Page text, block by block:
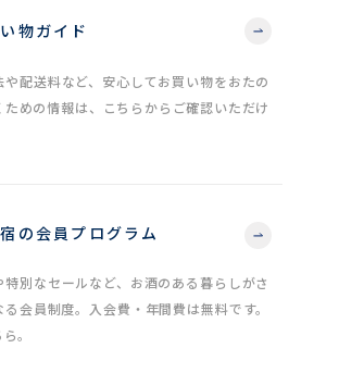
物ガイド
や配送料など、安心してお買い物をおたの
ための情報は、こちらからご確認いただけ
の会員プログラム
別なセールなど、お酒のある暮らしがさ
る会員制度。入会費・年間費は無料です。
。